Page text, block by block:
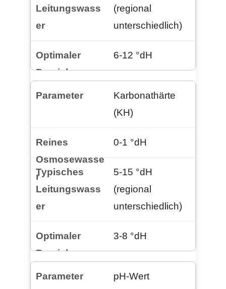
(regional
unterschiedlich)
6-12 °dH
Karbonathärte
(KH)
0-1 °dH
5-15 °dH
(regional
unterschiedlich)
3-8 °dH
pH-Wert